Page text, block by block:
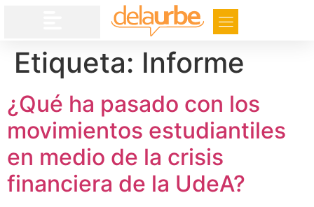
Etiqueta: Informe
¿Qué ha pasado con los
movimientos estudiantiles
en medio de la crisis
financiera de la UdeA?